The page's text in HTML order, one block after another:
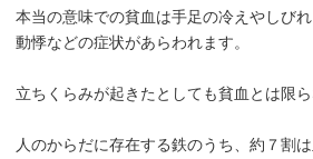
本当の意味での貧血は手足の冷えやしびれ
動悸などの症状があらわれます。
立ちくらみが起きたとしても貧血とは限ら
人のからだに存在する鉄のうち、約７割